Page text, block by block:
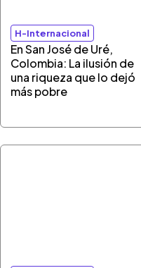
H-Internacional
En San José de Uré,
Colombia: La ilusión de
una riqueza que lo dejó
más pobre